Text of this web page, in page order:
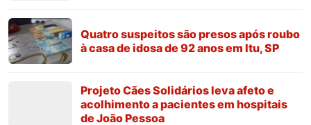
Quatro suspeitos são presos após roubo
à casa de idosa de 92 anos em Itu, SP
Projeto Cães Solidários leva afeto e
acolhimento a pacientes em hospitais
de João Pessoa